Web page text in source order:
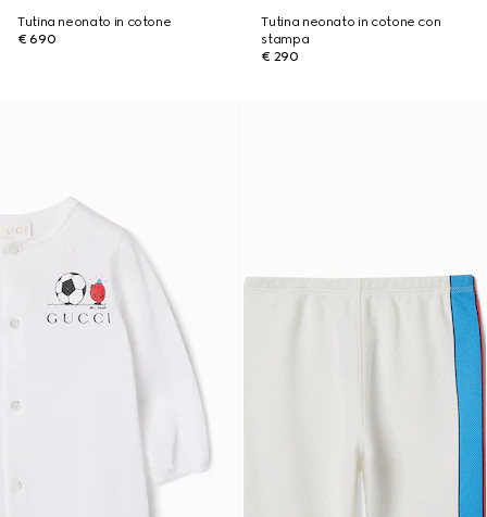
Tutina neonato in cotone
€ 690
Tutina neonato in cotone con
stampa
€ 290